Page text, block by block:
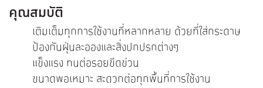
คุณสมบัติ
เติมเต็มทุกการใช้งานที่หลากหลาย ด้วยที่ใส่กระดาษ
ป้องกันฝุ่นละอองและสิ่งปกปรกต่างๆ
แข็งแรง ทนต่อรอยขีดข่วน
ขนาดพอเหมาะ สะดวกต่อทุกพื้นที่การใช้งาน